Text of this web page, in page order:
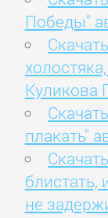
Победы"
Куликова
плакать"
не